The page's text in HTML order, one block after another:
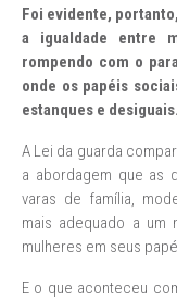
Foi evidente,
a igualdade entre
rompendo com o
onde os papéis
estanques e desiguais.
A Lei da guarda
a abordagem que as
varas de família,
mais adequado a um
mulheres em seus
E o que aconteceu